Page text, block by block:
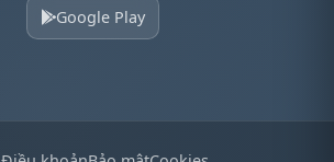
Google Play